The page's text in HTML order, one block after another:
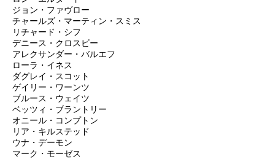
ジョン・ファヴロー
チャールズ・マーティン・スミス
リチャード・シフ
デニース・クロスビー
アレクサンダー・バルエフ
ローラ・イネス
ダグレイ・スコット
ゲイリー・ワーンツ
ブルース・ウェイツ
ベッツィ・ブラントリー
オニール・コンプトン
リア・キルステッド
ウナ・デーモン
マーク・モーゼス